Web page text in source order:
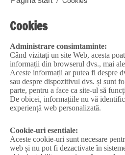
Cookies
Administrare consimtaminte:
Când vizitați un site Web, acesta
informații din browserul dvs., mai
Aceste informații ar putea fi despre
sau despre dispozitivul dvs. și sunt
parte, pentru a face ca site-ul să
De obicei, informațiile nu vă
experiență web personalizată.
Cookie-uri esentiale:
Aceste cookie-uri sunt necesare
web și nu pot fi dezactivate în